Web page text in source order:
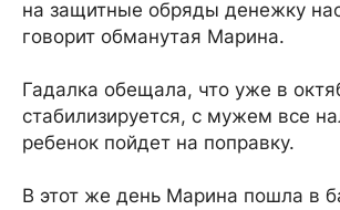
на защитные обряды денежку
говорит обманутая Марина.
Гадалка обещала, что уже в
стабилизируется, с мужем все
ребенок пойдет на поправку.
В этот же день Марина пошла в